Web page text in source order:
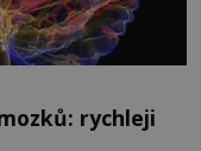
rychleji